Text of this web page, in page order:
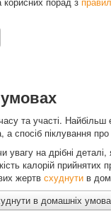
та участі.
спосіб піклування
на дрібні деталі,
калорій прийнятих
жертв схуднути в
в домашніх